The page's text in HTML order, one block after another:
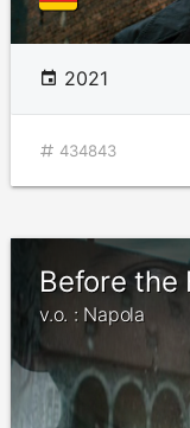
2021
434843
Before the
v.o. : Napola